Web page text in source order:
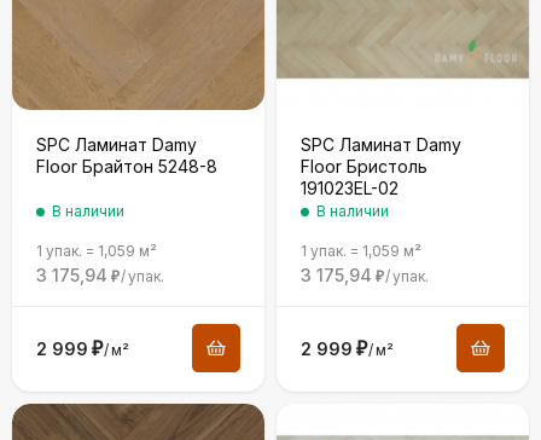
SPC Ламинат Damy
Floor Брайтон 5248-8
В наличии
1 упак. = 1,059 м²
3 175,94 ₽/упак.
2 999 ₽/м²
SPC Ламинат Damy
Floor Бристоль
191023EL-02
В наличии
1 упак. = 1,059 м²
3 175,94 ₽/упак.
2 999 ₽/м²